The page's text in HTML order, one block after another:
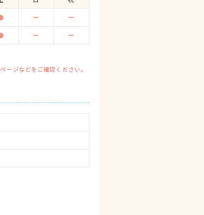
ー ー
ー ー
ジなどをご確認ください。